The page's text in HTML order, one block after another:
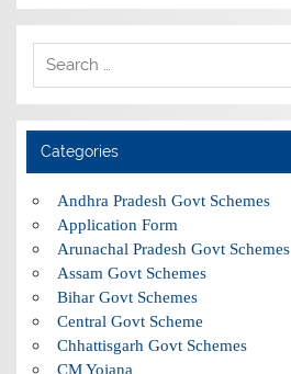
Categories
Andhra Pradesh Govt Schemes
Application Form
Arunachal Pradesh Govt Schemes
Assam Govt Schemes
Bihar Govt Schemes
Central Govt Scheme
Chhattisgarh Govt Schemes
CM Yojana